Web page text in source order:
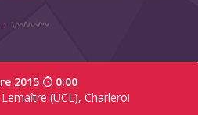
2015 0:00
(UCL), Charleroi